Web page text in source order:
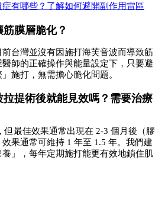
有哪些？了解如何避開副作用雷區
膜層脆化？
台灣並沒有因施打海芙音波而導致筋
師的正確操作與能量設定下，只要避
施打，無需擔心脆化問題。
提術後就能見效嗎？需要治療
果通常可維持 1 年至 1.5 年。我們建
」，每年定期施打能更有效地鎖住肌